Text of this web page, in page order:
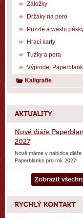
Záložky
Držáky na pero
Puzzle a washi
Hrací karty
Tužky a pera
Výprodej
Kaligrafie
AKTUALITY
Nové diáře
2027
Nově máme v nabídce diáře
Paperblanks pro rok 2027!
Zobrazit
RYCHLÝ KONTAKT